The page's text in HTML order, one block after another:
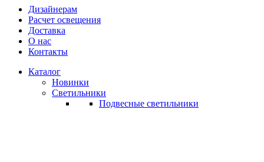
Дизайнерам
Расчет освещения
Доставка
О нас
Контакты
Каталог
Новинки
Светильники
Подвесные светильники